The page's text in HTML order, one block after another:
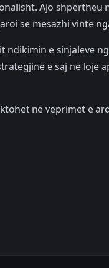
Ajo
se mesazhi vinte
ndikimin e sinjaleve
e saj në
në veprimet e